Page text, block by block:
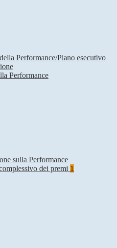
Performance/Piano esecutivo
Performance
sulla Performance
dei premi 1